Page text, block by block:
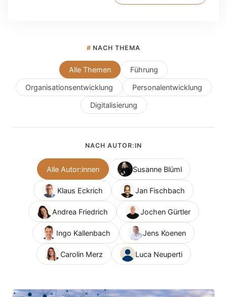
# NACH THEMA
Alle Themen Führung
Organisationsentwicklung Personalentwicklung
Digitalisierung
NACH AUTOR:IN
Alle Autor:innen Susanne Blüml
Klaus Eckrich Jan Fischbach
Andrea Friedrich Jochen Gürtler
Ingo Kallenbach Jens Koenen
Carolin Merz Luca Neuperti